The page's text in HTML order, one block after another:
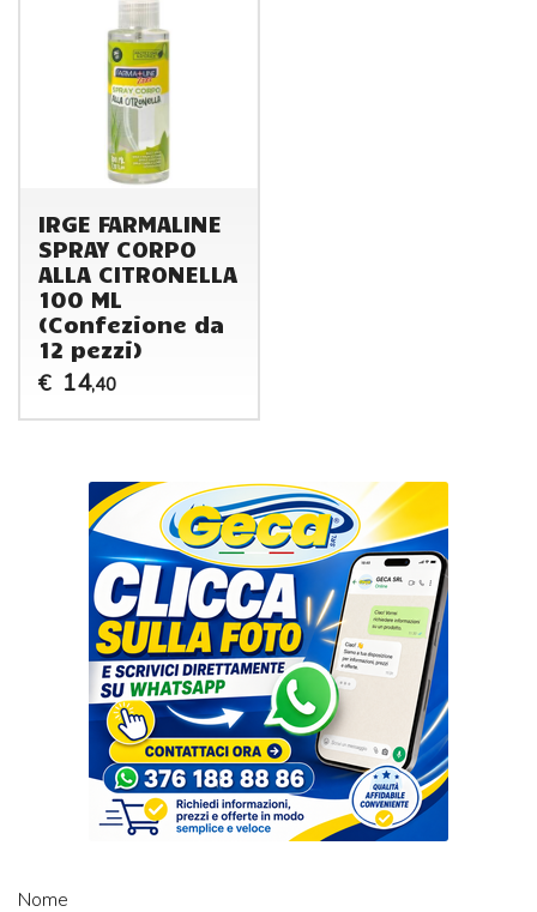
IRGE FARMALINE
SPRAY CORPO
ALLA CITRONELLA
100 ML
(Confezione da
12 pezzi)
€ 14,40
Nome